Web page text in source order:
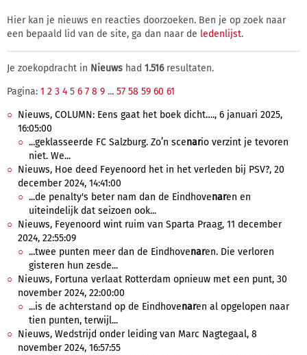
Hier kan je nieuws en reacties doorzoeken. Ben je op zoek naar
een bepaald lid van de site, ga dan naar de ledenlijst.
Je zoekopdracht in Nieuws had 1.516resultaten.
Pagina: 1 2 3 4 5 6 7 8 9 ... 57 58 59 60 61
Nieuws, COLUMN: Eens gaat het boek dicht…., 6 januari 2025,
16:05:00
...geklasseerde FC Salzburg. Zo’n scenario verzint je tevoren
niet. We...
Nieuws, Hoe deed Feyenoord het in het verleden bij PSV?, 20
december 2024, 14:41:00
...de penalty's beter nam dan de Eindhovenaren en
uiteindelijk dat seizoen ook...
Nieuws, Feyenoord wint ruim van Sparta Praag, 11 december
2024, 22:55:09
...twee punten meer dan de Eindhovenaren. Die verloren
gisteren hun zesde...
Nieuws, Fortuna verlaat Rotterdam opnieuw met een punt, 30
november 2024, 22:00:00
...is de achterstand op de Eindhovenaren al opgelopen naar
tien punten, terwijl...
Nieuws, Wedstrijd onder leiding van Marc Nagtegaal, 8
november 2024, 16:57:55